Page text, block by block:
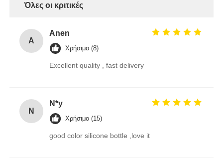
Όλες οι κριτικές
A
Anen
Χρήσιμο (8)
Excellent quality , fast delivery
N
N*y
Χρήσιμο (15)
good color silicone bottle ,love it